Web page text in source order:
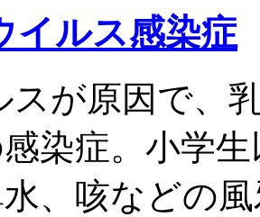
イルス感染症
スが原因で、
染症。小学
、咳などの